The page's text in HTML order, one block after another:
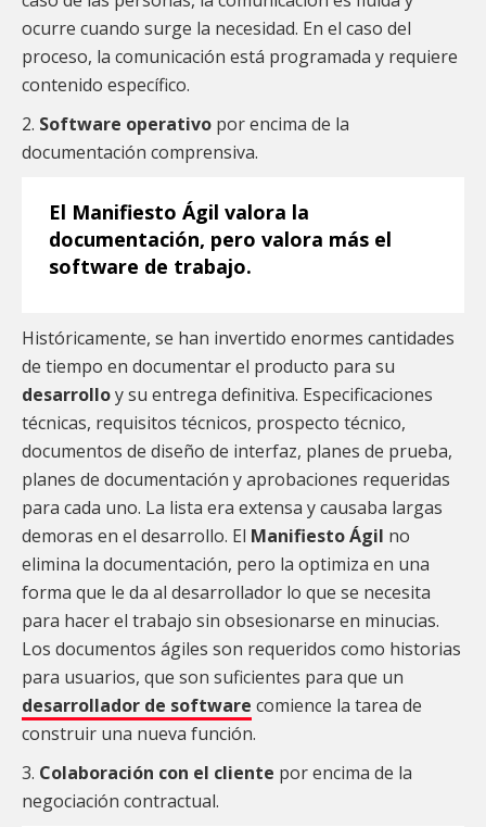
ocurre cuando surge la necesidad. En el caso del
proceso, la comunicación está programada y requiere
contenido específico.
2. Software operativo por encima de la
documentación comprensiva.
El Manifiesto Ágil valora la
documentación, pero valora más el
software de trabajo.
Históricamente, se han invertido enormes cantidades
de tiempo en documentar el producto para su
desarrolloy su entrega definitiva. Especificaciones
técnicas, requisitos técnicos, prospecto técnico,
documentos de diseño de interfaz, planes de prueba,
planes de documentación y aprobaciones requeridas
para cada uno. La lista era extensa y causaba largas
demoras en el desarrollo. El Manifiesto Ágil no
elimina la documentación, pero la optimiza en una
forma que le da al desarrollador lo que se necesita
para hacer el trabajo sin obsesionarse en minucias.
Los documentos ágiles son requeridos como historias
para usuarios, que son suficientes para que un
desarrollador de software comience la tarea de
construir una nueva función.
3. Colaboración con el cliente por encima de la
negociación contractual.